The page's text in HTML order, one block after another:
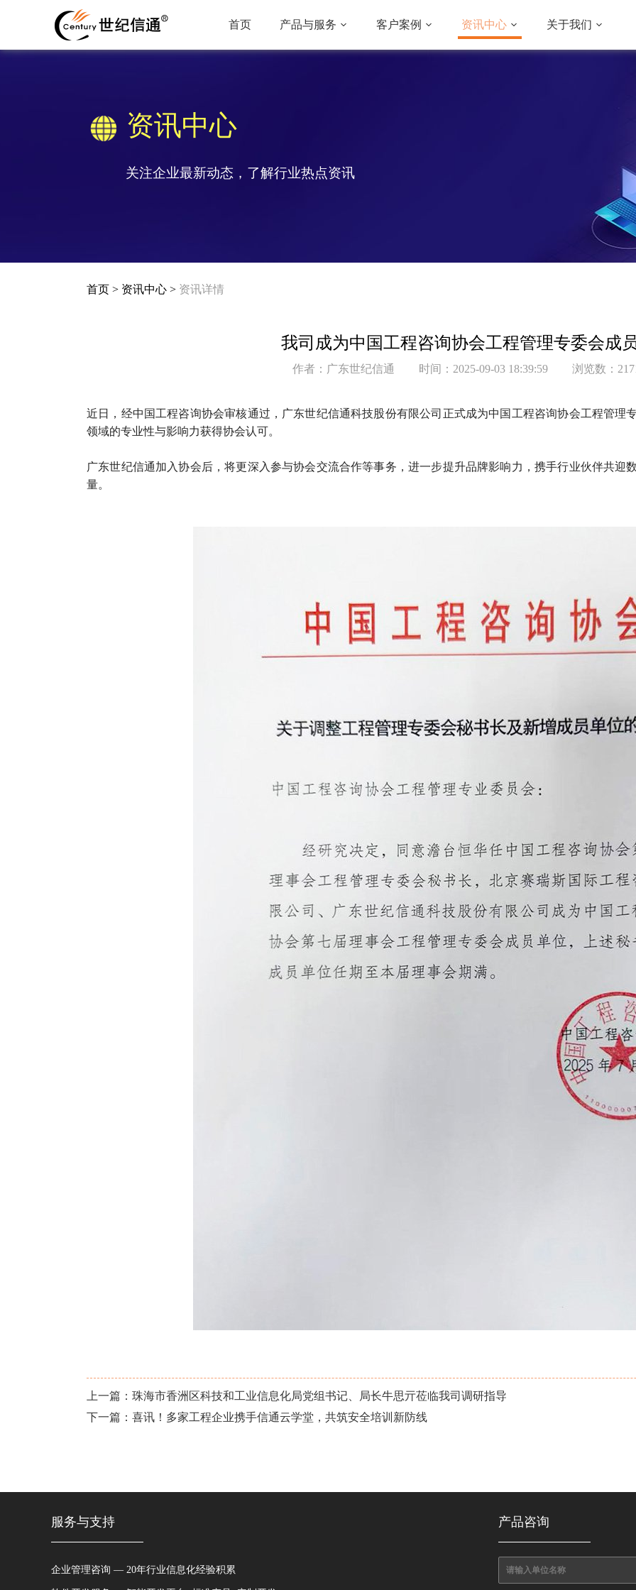
首页 产品与服务 客户案例 资讯中心 关于我们
资讯中心
关注企业最新动态，了解行业热点资讯
首页 > 资讯中心 > 资讯详情
我司成为中国工程咨询协会工程管理专委会成
作者：广东世纪信通 时间：2025-09-03 18:39:59 浏览数：
近日，经中国工程咨询协会审核通过，广东世纪信通科技股份有限公司正式成为中国工程咨询协会工程管理
领域的专业性与影响力获得协会认可。
广东世纪信通加入协会后，将更深入参与协会交流合作等事务，进一步提升品牌影响力，携手行业伙伴共迎
量。
上一篇：珠海市香洲区科技和工业信息化局党组书记、局长牛思亓莅临我司调研指导
下一篇：喜讯！多家工程企业携手信通云学堂，共筑安全培训新防线
服务与支持
企业管理咨询 — 20年行业信息化经验积累
产品咨询